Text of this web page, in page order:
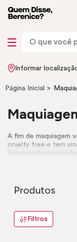
Informar
Página Inicial
A fim de maquiagem
cruelty free e tem
levam nenhum
Produtos
Filtros